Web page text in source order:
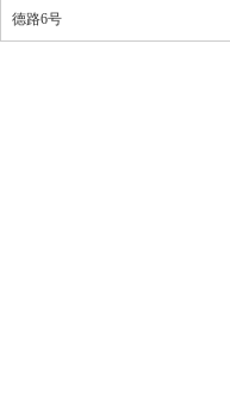
仓储笼
德路6号